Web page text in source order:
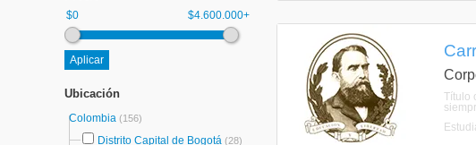
$0 $4.600.000+
Ubicación
Colombia (156)
Distrito Capital de Bogotá (28)
Título